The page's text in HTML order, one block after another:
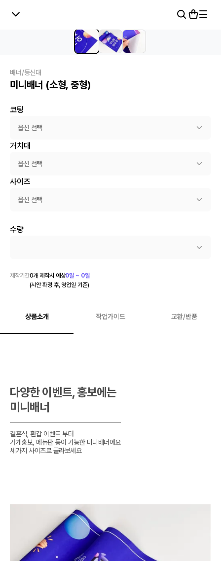
배너/등신대
미니배너 (소형, 중형)
코팅
옵션 선택
거치대
옵션 선택
사이즈
옵션 선택
수량
제작기간0개 제작시 예상0일 ~ 0일
(시안 확정 후, 영업일 기준)
상품소개 작업가이드 교환/반품
다양한 이벤트, 홍보에는
미니배너
결혼식, 환갑 이벤트 부터
가게홍보, 메뉴판 등이 가능한 미니배너에요
세가지 사이즈로 골라보세요